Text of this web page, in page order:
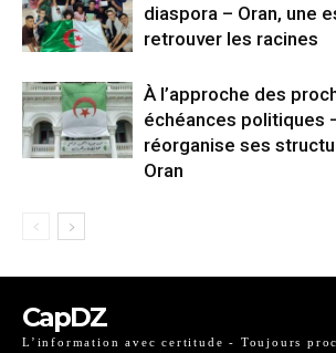
diaspora – Oran, une
retrouver les racines
À l’approche des
échéances politiques
réorganise ses
Oran
CapDZ
L’information avec certitude - Toujours